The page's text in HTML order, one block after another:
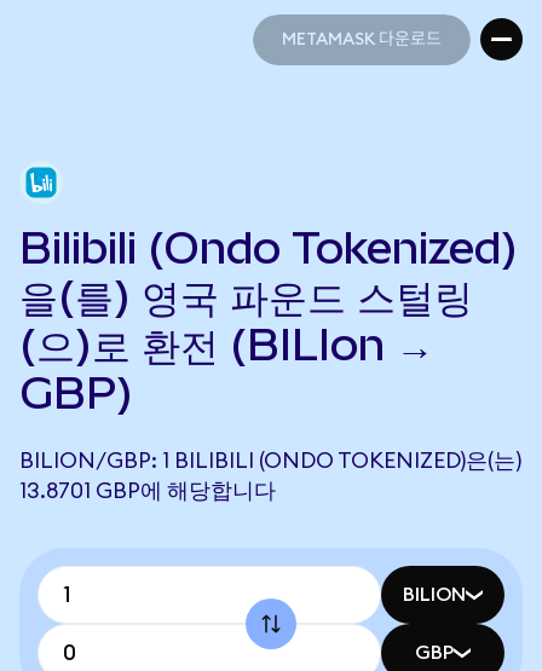
METAMASK 다운로드
Bilibili (Ondo Tokenized)
을(를) 영국 파운드 스털링
(으)로 환전 (BILIon →
GBP)
BILION/GBP: 1 BILIBILI (ONDO TOKENIZED)은(는)
13.8701 GBP에 해당합니다
BILION
GBP